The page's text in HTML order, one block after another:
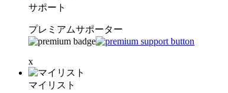
サポート
プレミアムサポーター
x
マイリスト